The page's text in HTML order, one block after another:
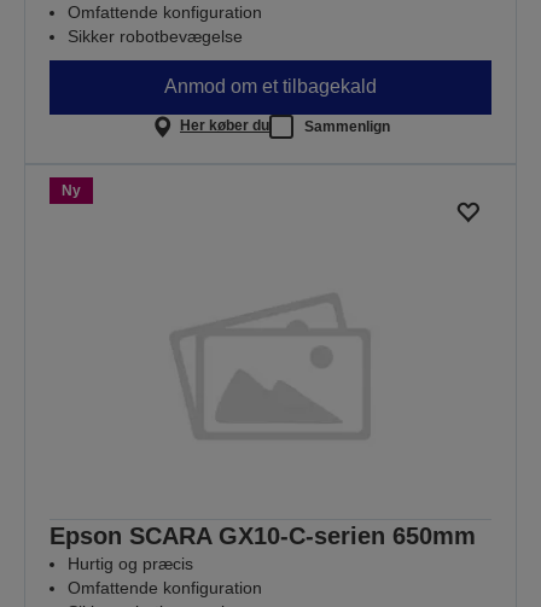
Omfattende konfiguration
Sikker robotbevægelse
Anmod om et tilbagekald
Her køber du Sammenlign
Ny
Epson SCARA GX10-C-serien 650mm
Hurtig og præcis
Omfattende konfiguration